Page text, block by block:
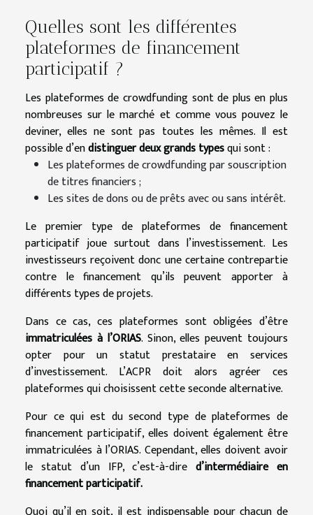
Quelles sont les différentes
plateformes de financement
participatif ?
Les plateformes de crowdfunding sont de plus en plus
nombreuses sur le marché et comme vous pouvez le
deviner, elles ne sont pas toutes les mêmes. Il est
possible d’endistinguer deux grands typesqui sont :
Les plateformes de crowdfunding par souscription
de titres financiers ;
Les sites de dons ou de prêts avec ou sans intérêt.
Le premier type de plateformes de financement
participatif joue surtout dans l’investissement. Les
investisseurs reçoivent donc une certaine contrepartie
contre le financement qu’ils peuvent apporter à
différents types de projets.
Dans ce cas, ces plateformes sont obligées d’être
immatriculées à l’ORIAS. Sinon, elles peuvent toujours
opter pour un statut prestataire en services
d’investissement. L’ACPR doit alors agréer ces
plateformes qui choisissent cette seconde alternative.
Pour ce qui est du second type de plateformes de
financement participatif, elles doivent également être
immatriculées à l’ORIAS. Cependant, elles doivent avoir
le statut d’un IFP, c’est-à-dired’intermédiaire en
financement participatif.